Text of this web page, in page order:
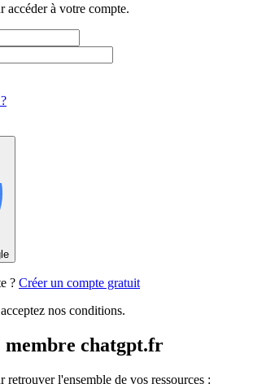
accéder à votre compte.
? Créer un compte gratuit
nos conditions.
membre chatgpt.fr
retrouver l'ensemble de vos ressources :